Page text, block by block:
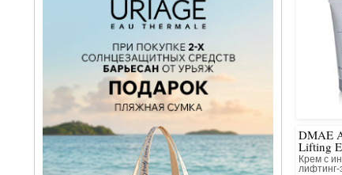
DMAE
Lifting
Крем с